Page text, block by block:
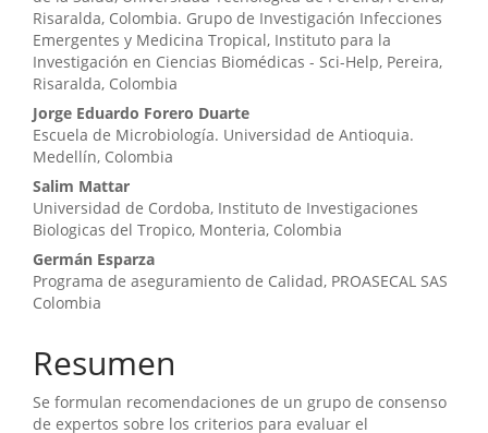
Risaralda, Colombia. Grupo de Investigación Infecciones
Emergentes y Medicina Tropical, Instituto para la
Investigación en Ciencias Biomédicas - Sci-Help, Pereira,
Risaralda, Colombia
Jorge Eduardo Forero Duarte
Escuela de Microbiología. Universidad de Antioquia.
Medellín, Colombia
Salim Mattar
Universidad de Cordoba, Instituto de Investigaciones
Biologicas del Tropico, Monteria, Colombia
Germán Esparza
Programa de aseguramiento de Calidad, PROASECAL SAS
Colombia
Resumen
Se formulan recomendaciones de un grupo de consenso
de expertos sobre los criterios para evaluar el